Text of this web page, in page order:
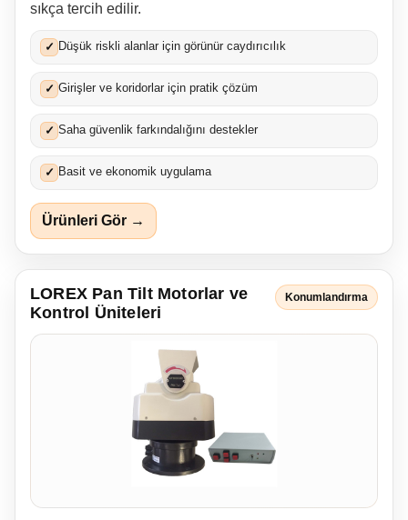
sıkça tercih edilir.
✓ Düşük riskli alanlar için görünür caydırıcılık
✓ Girişler ve koridorlar için pratik çözüm
✓ Saha güvenlik farkındalığını destekler
✓ Basit ve ekonomik uygulama
Ürünleri Gör →
LOREX Pan Tilt Motorlar ve
Kontrol Üniteleri
Konumlandırma